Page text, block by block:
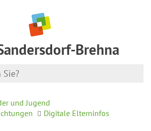
Brehna
und Jugend
Digitale Elterninfos